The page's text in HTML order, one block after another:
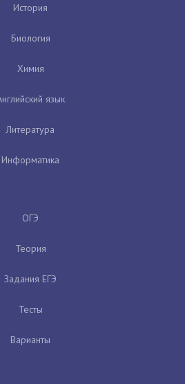
История
Биология
Химия
язык
Литература
Информатика
ОГЭ
Теория
Задания ЕГЭ
Тесты
Варианты